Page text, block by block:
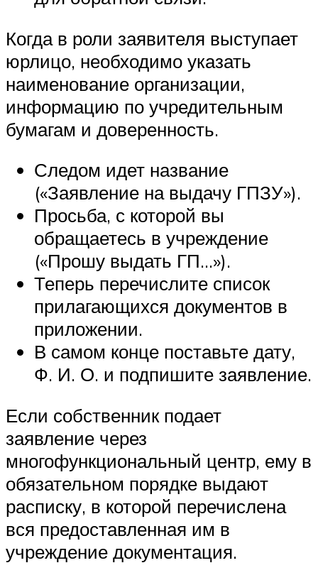
Когда в роли заявителя выступает
юрлицо, необходимо указать
наименование организации,
информацию по учредительным
бумагам и доверенность.
Следом идет название
(«Заявление на выдачу ГПЗУ»).
Просьба, с которой вы
обращаетесь в учреждение
(«Прошу выдать ГП…»).
Теперь перечислите список
прилагающихся документов в
приложении.
В самом конце поставьте дату,
Ф. И. О. и подпишите заявление.
Если собственник подает
заявление через
многофункциональный центр, ему в
обязательном порядке выдают
расписку, в которой перечислена
вся предоставленная им в
учреждение документация.